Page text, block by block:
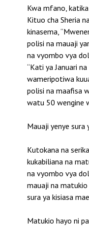
Kwa mfano,
Kituo cha Sheria
kinasema,
polisi na mauaji
na vyombo vya
“Kati ya Januari
wameripotiwa
polisi na maafisa
watu 50 wengine
Mauaji yenye sura
Kutokana na
kukabiliana na
na vyombo vya
mauaji na
sura ya kisiasa
Matukio hayo ni